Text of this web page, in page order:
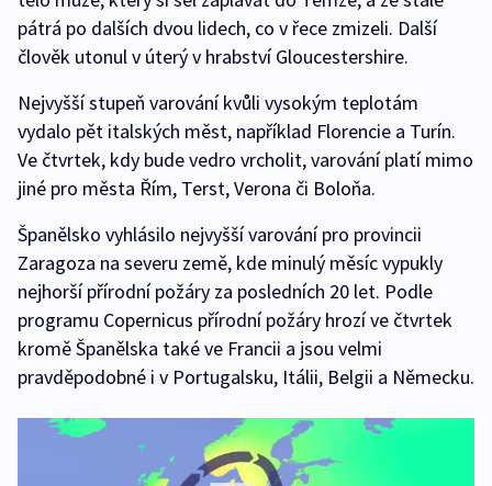
pátrá po dalších dvou lidech, co v řece zmizeli. Další
člověk utonul v úterý v hrabství Gloucestershire.
Nejvyšší stupeň varování kvůli vysokým teplotám
vydalo pět italských měst, například Florencie a Turín.
Ve čtvrtek, kdy bude vedro vrcholit, varování platí mimo
jiné pro města Řím, Terst, Verona či Boloňa.
Španělsko vyhlásilo nejvyšší varování pro provincii
Zaragoza na severu země, kde minulý měsíc vypukly
nejhorší přírodní požáry za posledních 20 let. Podle
programu Copernicus přírodní požáry hrozí ve čtvrtek
kromě Španělska také ve Francii a jsou velmi
pravděpodobné i v Portugalsku, Itálii, Belgii a Německu.